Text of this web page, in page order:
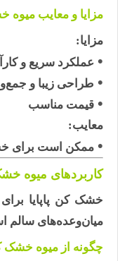
مزایا و معایب میوه
مزایا:
عملکرد سریع و
طراحی زیبا و
قیمت مناسب
معایب:
ممکن است برای
کاربردهای میوه
خشک کن پاپایا
میان‌وعده‌های سالم
چگونه از میوه خشک